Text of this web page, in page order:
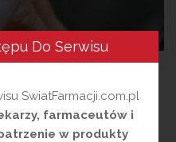
Do Serwisu
SwiatFarmacji.com.pl
farmaceutów i
w produkty